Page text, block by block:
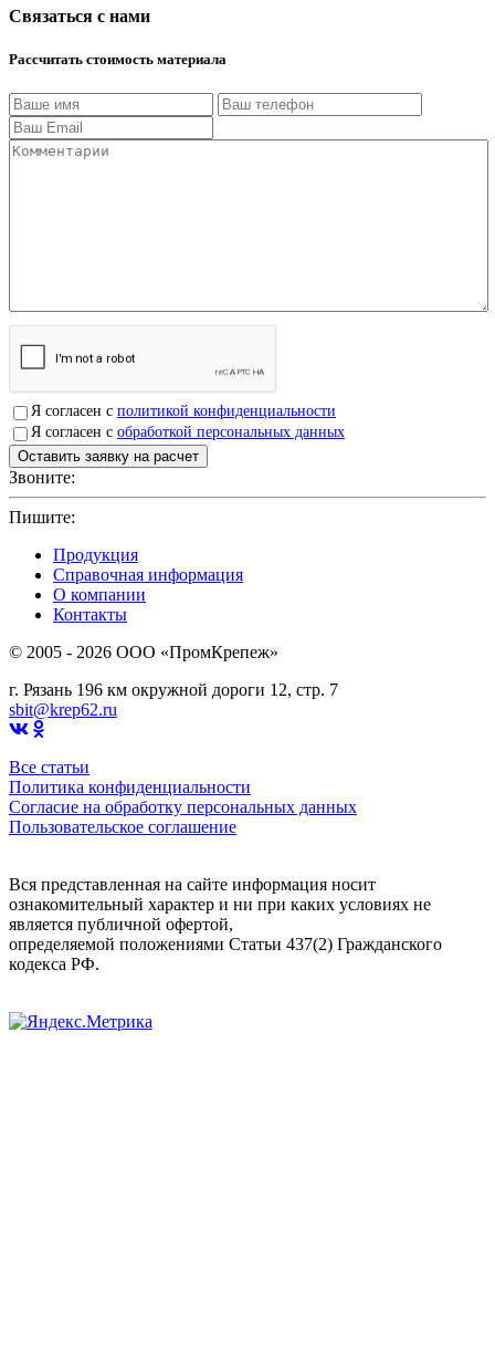
Связаться с нами
Рассчитать стоимость материала
Я согласен с политикой конфиденциальности
Я согласен с обработкой персональных данных
Звоните:
Пишите:
Продукция
Справочная информация
О компании
Контакты
© 2005 - 2026 OOO «ПромКрепеж»
г. Рязань 196 км окружной дороги 12, стр. 7
sbit@krep62.ru
Все статьи
Политика конфиденциальности
Согласие на обработку персональных данных
Пользовательское соглашение
Вся представленная на сайте информация носит
ознакомительный характер и ни при каких условиях не
является публичной офертой,
определяемой положениями Статьи 437(2) Гражданского
кодекса РФ.